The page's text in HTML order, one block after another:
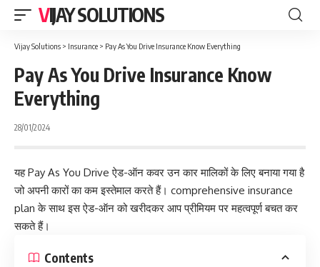
VIJAY SOLUTIONS
Vijay Solutions > Insurance > Pay As You Drive Insurance Know Everything
Pay As You Drive Insurance Know
Everything
28/01/2024
यह Pay As You Drive ऐड-ऑन कवर उन कार मालिकों के लिए बनाया गया है
जो अपनी कारों का कम इस्तेमाल करते हैं। comprehensive insurance
plan के साथ इस ऐड-ऑन को खरीदकर आप प्रीमियम पर महत्वपूर्ण बचत कर
सकते हैं।
Contents